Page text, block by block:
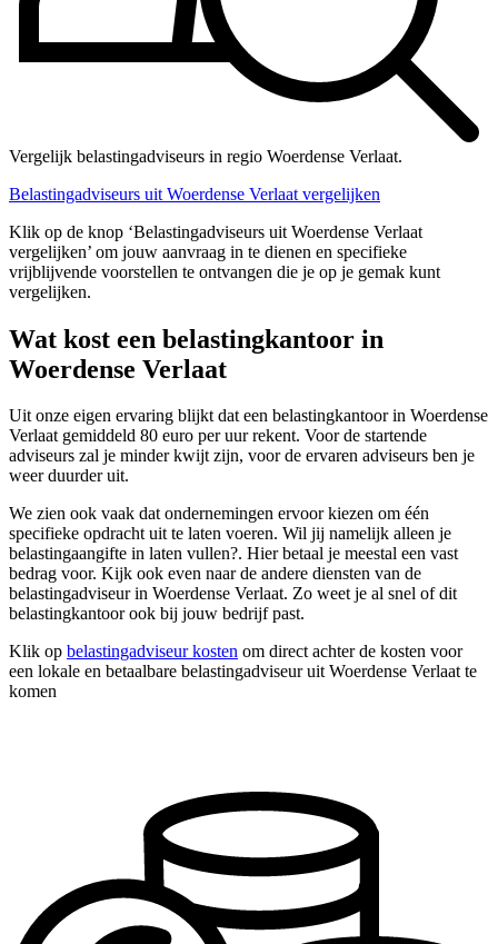
Vergelijk belastingadviseurs in regio Woerdense Verlaat.
Belastingadviseurs uit Woerdense Verlaat vergelijken
Klik op de knop ‘Belastingadviseurs uit Woerdense Verlaat
vergelijken’ om jouw aanvraag in te dienen en specifieke
vrijblijvende voorstellen te ontvangen die je op je gemak kunt
vergelijken.
Wat kost een belastingkantoor in
Woerdense Verlaat
Uit onze eigen ervaring blijkt dat een belastingkantoor in Woerdense
Verlaat gemiddeld 80 euro per uur rekent. Voor de startende
adviseurs zal je minder kwijt zijn, voor de ervaren adviseurs ben je
weer duurder uit.
We zien ook vaak dat ondernemingen ervoor kiezen om één
specifieke opdracht uit te laten voeren. Wil jij namelijk alleen je
belastingaangifte in laten vullen?. Hier betaal je meestal een vast
bedrag voor. Kijk ook even naar de andere diensten van de
belastingadviseur in Woerdense Verlaat. Zo weet je al snel of dit
belastingkantoor ook bij jouw bedrijf past.
Klik op belastingadviseur kosten om direct achter de kosten voor
een lokale en betaalbare belastingadviseur uit Woerdense Verlaat te
komen